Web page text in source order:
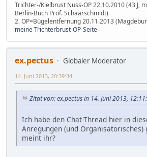
Trichter-/Kielbrust Nuss-OP 22.10.2010 (43 J,
Berlin-Buch Prof. Schaarschmidt)
2. OP=Bügelentfernung 20.11.2013
meine Trichterbrust-OP-Seite
ex.pectus
Globaler Moderator
14. Juni 2013, 20:39:34
Zitat von: ex.pectus in 14. Juni 2013,
Ich habe den Chat-Thread hier in
Anregungen (und Organisatorisches)
meint ihr?